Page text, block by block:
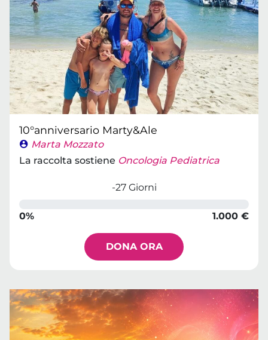
10°anniversario Marty&Ale
Marta Mozzato
La raccolta sostiene Oncologia Pediatrica
-27 Giorni
0% 1.000 €
DONA ORA